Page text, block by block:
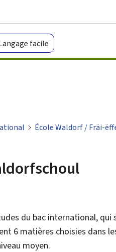
facile
École Waldorf / Fräi-
du bac international,
6 matières choisies
moyen.